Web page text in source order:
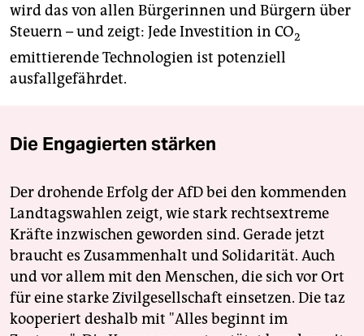
wird das von allen Bürgerinnen und Bürgern über
Steuern – und zeigt: Jede Investition in CO2
emittierende Technologien ist potenziell
ausfallgefährdet.
Die Engagierten stärken
Der drohende Erfolg der AfD bei den kommenden
Landtagswahlen zeigt, wie stark rechtsextreme
Kräfte inzwischen geworden sind. Gerade jetzt
braucht es Zusammenhalt und Solidarität. Auch
und vor allem mit den Menschen, die sich vor Ort
für eine starke Zivilgesellschaft einsetzen. Die taz
kooperiert deshalb mit "Alles beginnt im